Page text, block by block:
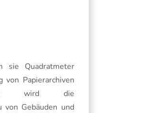
sie Quadratmeter
Papierarchiven
wird die
von Gebäuden und